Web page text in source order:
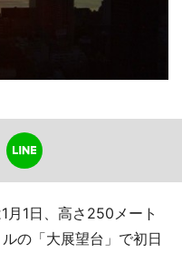
1日、高さ250メート
の「大展望台」で初日